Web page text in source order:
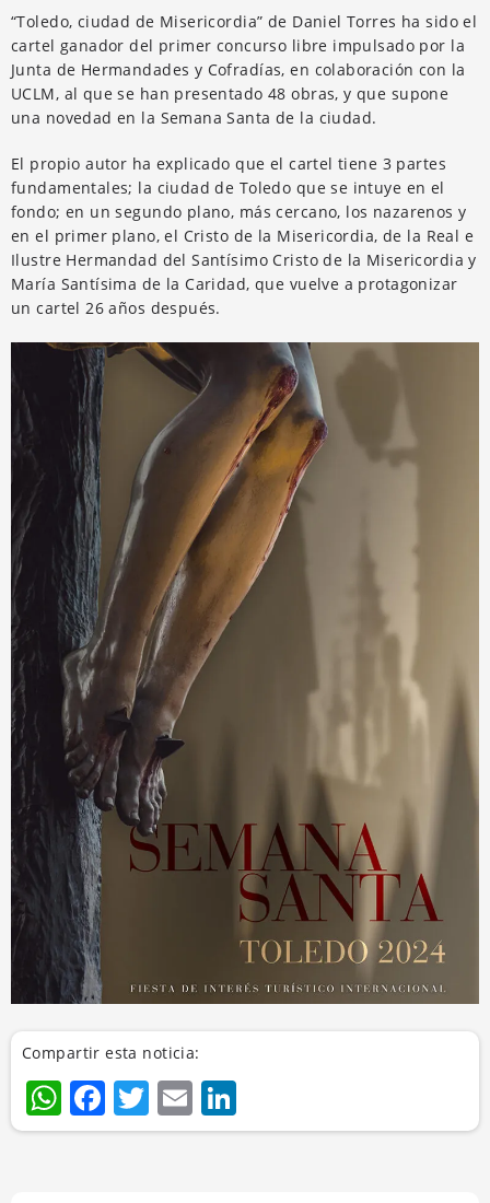
“Toledo, ciudad de Misericordia” de Daniel Torres ha sido el
cartel ganador del primer concurso libre impulsado por la
Junta de Hermandades y Cofradías, en colaboración con la
UCLM, al que se han presentado 48 obras, y que supone
una novedad en la Semana Santa de la ciudad.
El propio autor ha explicado que el cartel tiene 3 partes
fundamentales; la ciudad de Toledo que se intuye en el
fondo; en un segundo plano, más cercano, los nazarenos y
en el primer plano, el Cristo de la Misericordia, de la Real e
Ilustre Hermandad del Santísimo Cristo de la Misericordia y
María Santísima de la Caridad, que vuelve a protagonizar
un cartel 26 años después.
Compartir esta noticia:
WhatsApp
Facebook
Twitter
Email